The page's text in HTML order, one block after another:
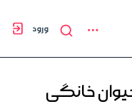
ورود
خانگی